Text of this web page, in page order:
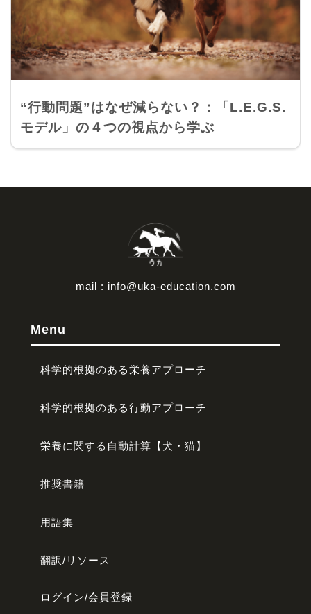
“行動問題”はなぜ減らない？：「L.E.G.S.
モデル」の４つの視点から学ぶ
mail : info@uka-education.com
Menu
科学的根拠のある栄養アプローチ
科学的根拠のある行動アプローチ
栄養に関する自動計算【犬・猫】
推奨書籍
用語集
翻訳/リソース
ログイン/会員登録